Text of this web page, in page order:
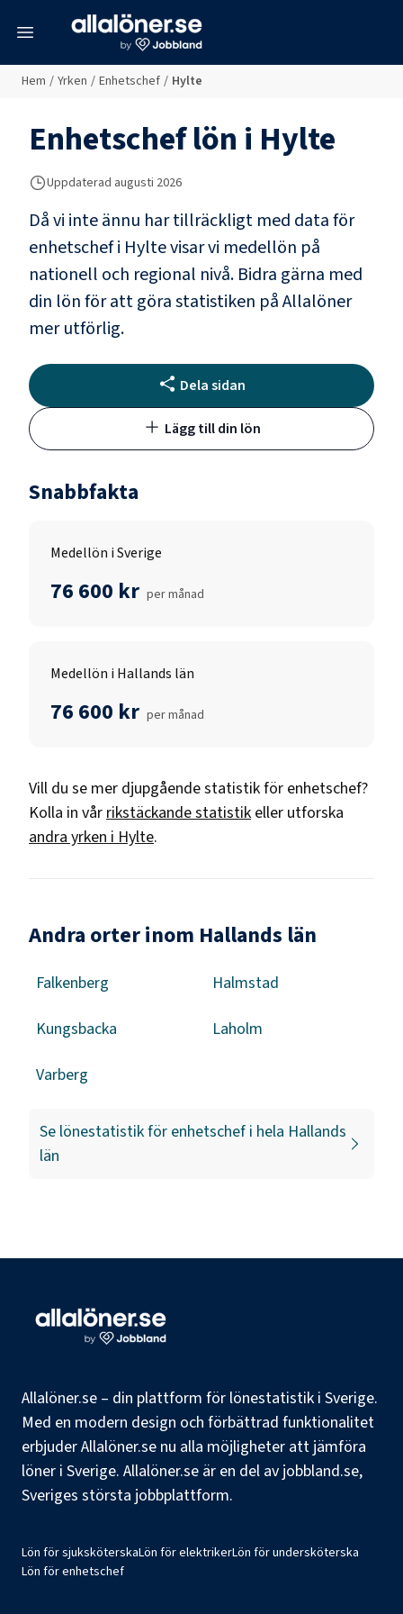
Hem / Yrken / Enhetschef / Hylte
Enhetscheflön i Hylte
Uppdaterad augusti 2026
Då vi inte ännu har tillräckligt med data för
enhetschefi Hyltevisar vi medellön på
nationell och regional nivå. Bidra gärna med
din lön för att göra statistiken på Allalöner
mer utförlig.
Dela sidan
Lägg till din lön
Snabbfakta
Medellön i Sverige
76 600 kr per månad
Medellön i Hallands län
76 600 kr per månad
Vill du se mer djupgående statistik för enhetschef?
Kolla in vår rikstäckande statistik eller utforska
andra yrken i Hylte.
Andra orter inom Hallands län
Falkenberg Halmstad
Kungsbacka Laholm
Varberg
Se lönestatistik för enhetschef i hela Hallands
län
Allalöner.se – din plattform för lönestatistik i Sverige.
Med en modern design och förbättrad funktionalitet
erbjuder Allalöner.se nu alla möjligheter att jämföra
löner i Sverige. Allalöner.se är en del av jobbland.se,
Sveriges största jobbplattform.
Lön för sjuksköterskaLön för elektrikerLön för undersköterska
Lön för enhetschef